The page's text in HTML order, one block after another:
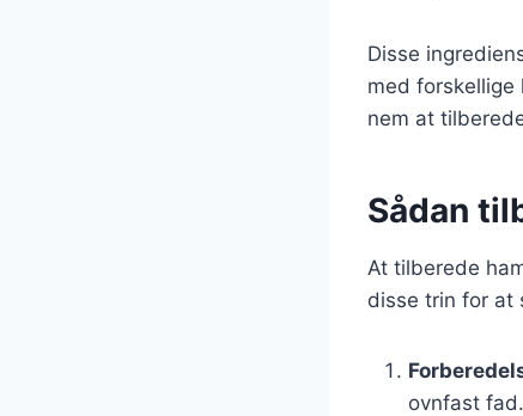
Disse
med
nem at
Sådan
At tilberede
disse trin for at
ovnfast fad.